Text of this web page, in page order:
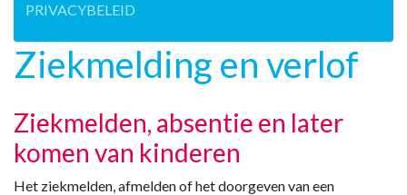
PRIVACYBELEID
Ziekmelding en verlof
Ziekmelden, absentie en later
komen van kinderen
Het ziekmelden, afmelden of het doorgeven van een